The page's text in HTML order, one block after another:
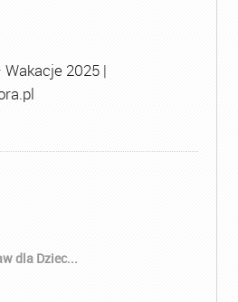
2025 |
dla Dziec...